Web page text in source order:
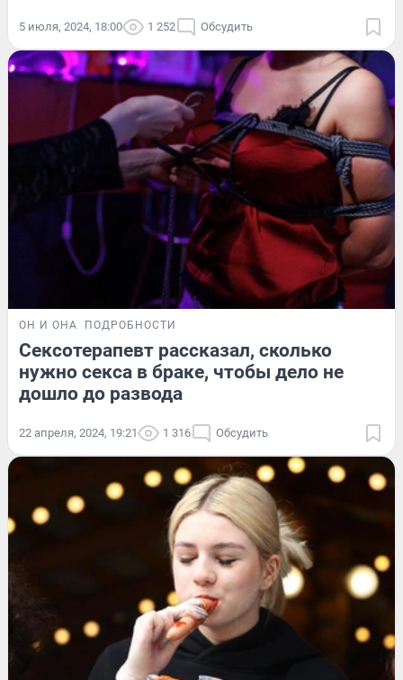
5 июля, 2024, 18:00 1 252 Обсудить
ОН И ОНА ПОДРОБНОСТИ
Сексотерапевт рассказал, сколько
нужно секса в браке, чтобы дело не
дошло до развода
22 апреля, 2024, 19:21 1 316 Обсудить